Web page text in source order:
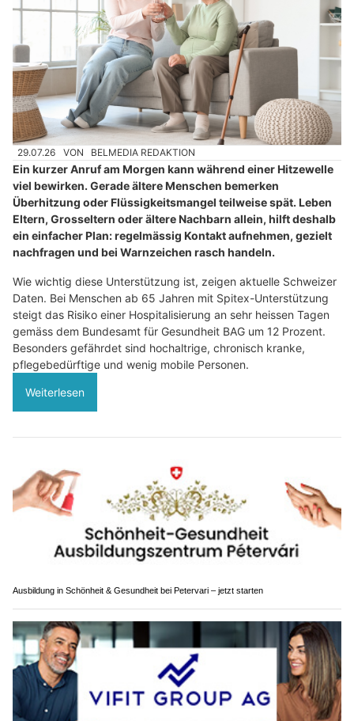
29.07.26 VON BELMEDIA REDAKTION
Ein kurzer Anruf am Morgen kann während einer Hitzewelle
viel bewirken. Gerade ältere Menschen bemerken
Überhitzung oder Flüssigkeitsmangel teilweise spät. Leben
Eltern, Grosseltern oder ältere Nachbarn allein, hilft deshalb
ein einfacher Plan: regelmässig Kontakt aufnehmen, gezielt
nachfragen und bei Warnzeichen rasch handeln.
Wie wichtig diese Unterstützung ist, zeigen aktuelle Schweizer
Daten. Bei Menschen ab 65 Jahren mit Spitex-Unterstützung
steigt das Risiko einer Hospitalisierung an sehr heissen Tagen
gemäss dem Bundesamt für Gesundheit BAG um 12 Prozent.
Besonders gefährdet sind hochaltrige, chronisch kranke,
pflegebedürftige und wenig mobile Personen.
Weiterlesen
Ausbildung in Schönheit & Gesundheit bei Petervari – jetzt starten